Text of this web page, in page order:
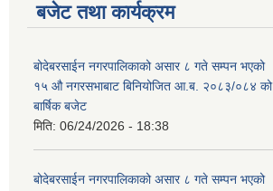
बजेट तथा कार्यक्रम
बोदेबरसाईन नगरपालिकाको असार ८ गते सम्पन भएको
१५ ‍‍‍औ नगरसभाबाट बिनियोजित आ.ब. २०८३/०८४ को
बार्षिक बजेट
मिति: 06/24/2026 - 18:38
बोदेबरसाईन नगरपालिकाको असार ८ गते सम्पन भएको